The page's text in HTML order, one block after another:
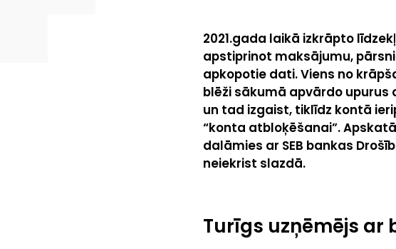
2021.gada laikā izkrāpto
apstiprinot maksājumu,
apkopotie dati. Viens no
blēži sākumā apvārdo
un tad izgaist, tiklīdz kontā
“konta atbloķēšanai”.
dalāmies ar SEB bankas
neiekrist slazdā.
Turīgs uzņēmējs ar